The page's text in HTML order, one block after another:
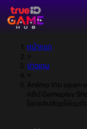
หน้าแรก
>
ข่าวเกม
>
Aniimo เกม open-
คลิป Gameplay
โลกแสนสวยให้ชมกั